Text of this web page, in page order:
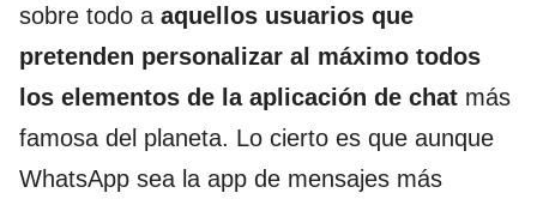
sobre todo a aquellos usuarios que
pretenden personalizar al máximo todos
los elementos de la aplicación de chat más
famosa del planeta. Lo cierto es que aunque
WhatsApp sea la app de mensajes más